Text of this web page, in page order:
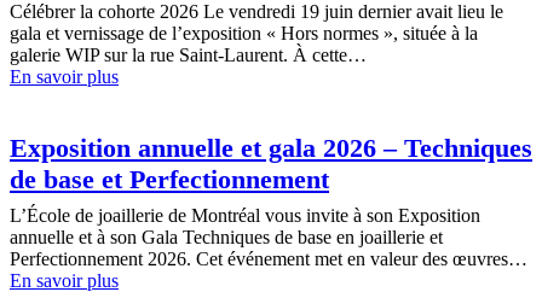
Célébrer la cohorte 2026 Le vendredi 19 juin dernier avait lieu le
gala et vernissage de l’exposition « Hors normes », située à la
galerie WIP sur la rue Saint-Laurent. À cette…
En savoir plus
Exposition annuelle et gala 2026 – Techniques
de base et Perfectionnement
L’École de joaillerie de Montréal vous invite à son Exposition
annuelle et à son Gala Techniques de base en joaillerie et
Perfectionnement 2026. Cet événement met en valeur des œuvres…
En savoir plus